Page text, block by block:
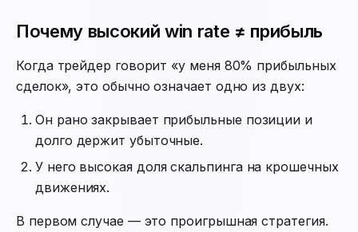
Почему высокий win rate ≠ прибыль
Когда трейдер говорит «у меня 80% прибыльных
сделок», это обычно означает одно из двух:
Он рано закрывает прибыльные позиции и
долго держит убыточные.
У него высокая доля скальпинга на крошечных
движениях.
В первом случае — это проигрышная стратегия.